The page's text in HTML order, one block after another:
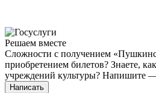
Решаем вместе
Сложности с получением
приобретением билетов? Знаете,
учреждений культуры? Напишите
Написать